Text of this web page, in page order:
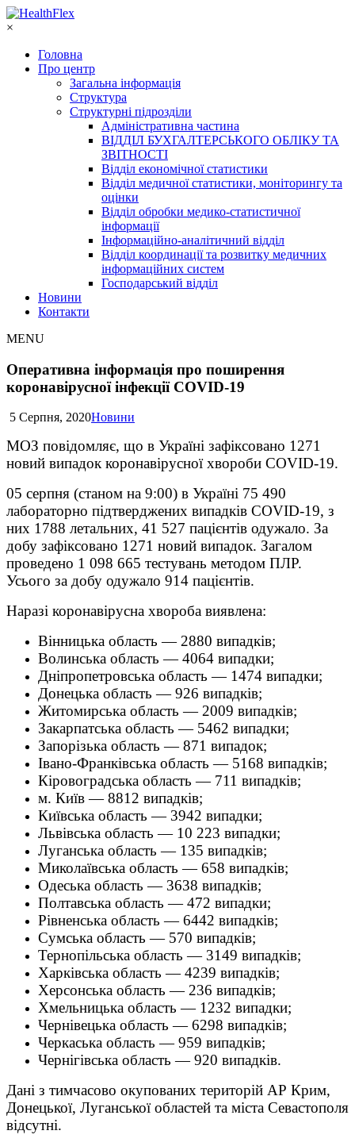
×
Головна
Про центр
Загальна інформація
Структура
Структурні підрозділи
Адміністративна частина
ВІДДІЛ БУХГАЛТЕРСЬКОГО ОБЛІКУ ТА
ЗВІТНОСТІ
Відділ економічної статистики
Відділ медичної статистики, моніторингу та
оцінки
Відділ обробки медико-статистичної
інформації
Інформаційно-аналітичний відділ
Відділ координації та розвитку медичних
інформаційних систем
Господарський відділ
Новини
Контакти
MENU
Оперативна інформація про поширення
коронавірусної інфекції COVID-19
5 Серпня, 2020Новини
МОЗ повідомляє, що в Україні зафіксовано 1271
новий випадок коронавірусної хвороби COVID-19.
05 серпня (станом на 9:00) в Україні 75 490
лабораторно підтверджених випадків COVID-19, з
них 1788 летальних, 41 527 пацієнтів одужало. За
добу зафіксовано 1271 новий випадок. Загалом
проведено 1 098 665 тестувань методом ПЛР.
Усього за добу одужало 914 пацієнтів.
Наразі коронавірусна хвороба виявлена:
Вінницька область — 2880 випадків;
Волинська область — 4064 випадки;
Дніпропетровська область — 1474 випадки;
Донецька область — 926 випадків;
Житомирська область — 2009 випадків;
Закарпатська область — 5462 випадки;
Запорізька область — 871 випадок;
Івано-Франківська область — 5168 випадків;
Кіровоградська область — 711 випадків;
м. Київ — 8812 випадків;
Київська область — 3942 випадки;
Львівська область — 10 223 випадки;
Луганська область — 135 випадків;
Миколаївська область — 658 випадків;
Одеська область — 3638 випадків;
Полтавська область — 472 випадки;
Рівненська область — 6442 випадків;
Сумська область — 570 випадків;
Тернопільська область — 3149 випадків;
Харківська область — 4239 випадків;
Херсонська область — 236 випадків;
Хмельницька область — 1232 випадки;
Чернівецька область — 6298 випадків;
Черкаська область — 959 випадків;
Чернігівська область — 920 випадків.
Дані з тимчасово окупованих територій АР Крим,
Донецької, Луганської областей та міста Севастополя
відсутні.